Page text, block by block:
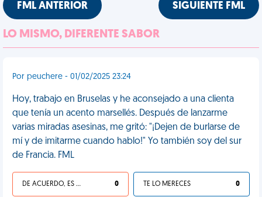
FML ANTERIOR SIGUIENTE FML
LO MISMO, DIFERENTE SABOR
Por peuchere - 01/02/2025 23:24
Hoy, trabajo en Bruselas y he aconsejado a una clienta
que tenía un acento marsellés. Después de lanzarme
varias miradas asesinas, me gritó: "¡Dejen de burlarse de
mí y de imitarme cuando hablo!" Yo también soy del sur
de Francia. FML
DE ACUERDO, ES UNA VIDA HP 0 TE LO MERECES 0